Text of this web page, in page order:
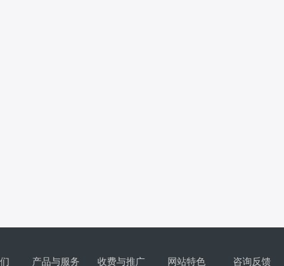
产品与服务 收费与推广 网站特色 咨询反馈